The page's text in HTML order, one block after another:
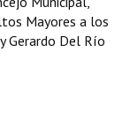
Mayores a los
Gerardo Del Río